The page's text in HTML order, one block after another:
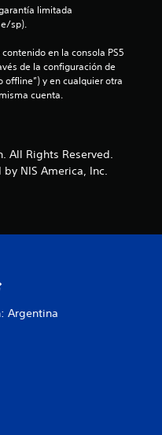
limitada
sp).
en la consola PS5
de la configuración de
offline”) y en cualquier otra
cuenta.
All Rights Reserved.
NIS America, Inc.
Argentina